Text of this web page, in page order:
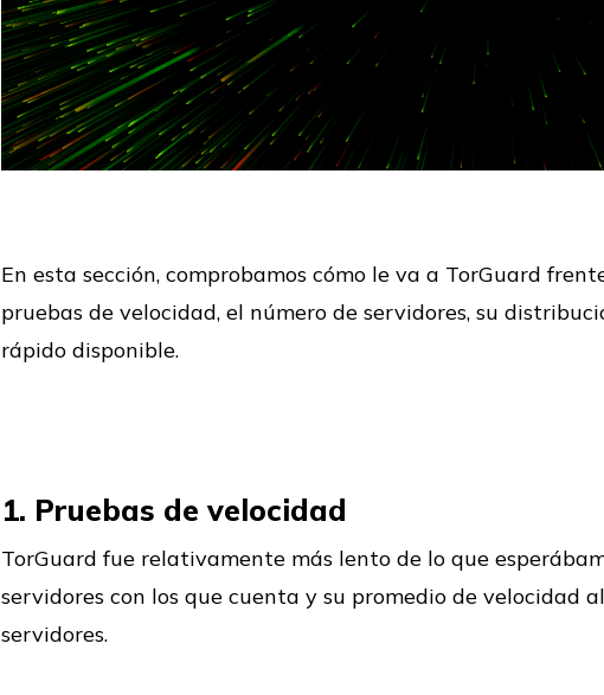
En esta sección, comprobamos cómo le va a TorGuard
pruebas de velocidad, el número de servidores, su
rápido disponible.
1. Pruebas de velocidad
TorGuard fue relativamente más lento de lo que
servidores con los que cuenta y su promedio de velocidad
servidores.